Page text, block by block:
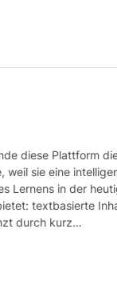
die
intelligente
der heutigen
Inhalte,